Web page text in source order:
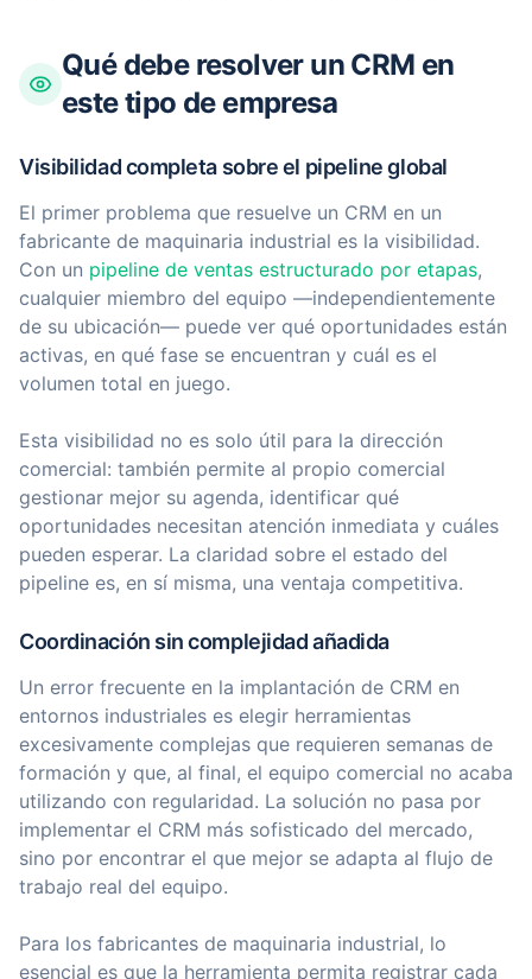
Qué debe resolver un CRM en
este tipo de empresa
Visibilidad completa sobre el pipeline global
El primer problema que resuelve un CRM en un
fabricante de maquinaria industrial es la visibilidad.
Con un pipeline de ventas estructurado por etapas,
cualquier miembro del equipo —independientemente
de su ubicación— puede ver qué oportunidades están
activas, en qué fase se encuentran y cuál es el
volumen total en juego.
Esta visibilidad no es solo útil para la dirección
comercial: también permite al propio comercial
gestionar mejor su agenda, identificar qué
oportunidades necesitan atención inmediata y cuáles
pueden esperar. La claridad sobre el estado del
pipeline es, en sí misma, una ventaja competitiva.
Coordinación sin complejidad añadida
Un error frecuente en la implantación de CRM en
entornos industriales es elegir herramientas
excesivamente complejas que requieren semanas de
formación y que, al final, el equipo comercial no acaba
utilizando con regularidad. La solución no pasa por
implementar el CRM más sofisticado del mercado,
sino por encontrar el que mejor se adapta al flujo de
trabajo real del equipo.
Para los fabricantes de maquinaria industrial, lo
esencial es que la herramienta permita registrar cada